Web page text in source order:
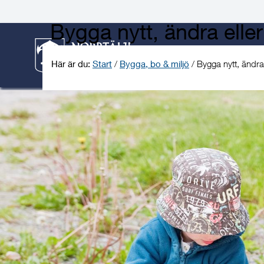
Bygga nytt, ändra
Här är du: Start / Bygga, bo & miljö / Bygga nytt,